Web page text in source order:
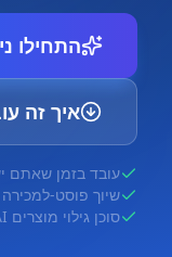
התחילו
איך זה
עובד בזמן שאתם
שיוך פוסט-למכירה
סוכן גילוי מוצרים AI